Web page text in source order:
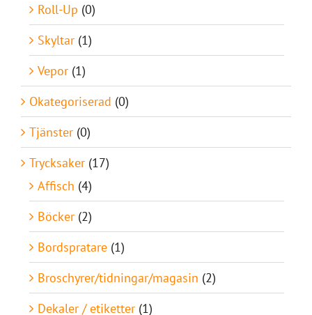
Roll-Up (0)
Skyltar (1)
Vepor (1)
Okategoriserad (0)
Tjänster (0)
Trycksaker (17)
Affisch (4)
Böcker (2)
Bordspratare (1)
Broschyrer/tidningar/magasin (2)
Dekaler / etiketter (1)